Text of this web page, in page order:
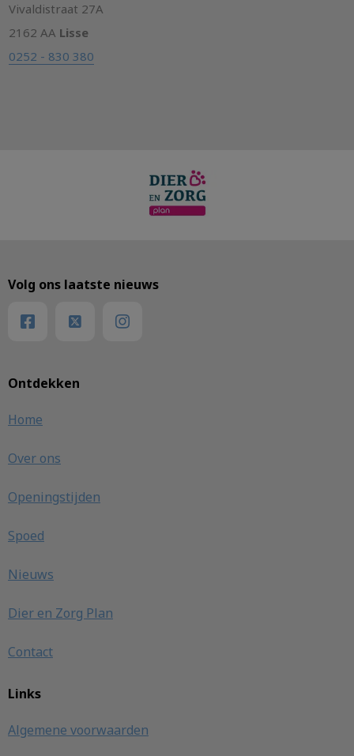
Vivaldistraat 27A
2162 AA Lisse
0252 - 830 380
Ontdekken
Home
Over ons
Openingstijden
Spoed
Nieuws
Dier en Zorg Plan
Contact
Links
Algemene voorwaarden
Volg ons laatste nieuws